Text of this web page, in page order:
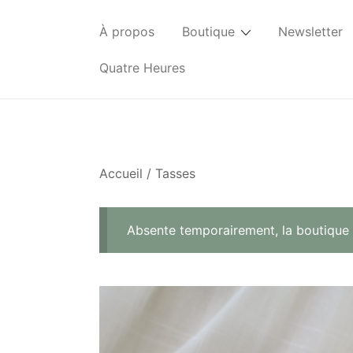
À propos Boutique Newsletter
Quatre Heures
Accueil / Tasses
Absente temporairement, la